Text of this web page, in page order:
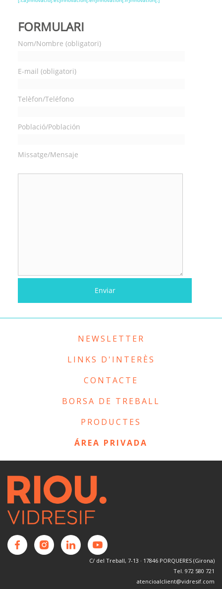
FORMULARI
Nom/Nombre (obligatori)
E-mail (obligatori)
Telèfon/Teléfono
Població/Población
Missatge/Mensaje
NEWSLETTER
LINKS D'INTERÈS
CONTACTE
BORSA DE TREBALL
PRODUCTES
ÁREA PRIVADA
C/ del Treball, 7-13 · 17846 PORQUERES (Girona)
Tel. 972 580 721
atencioalclient@vidresif.com